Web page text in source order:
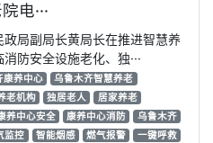
电···
局副局长黄局长在推进智慧养
防安全设施老化、独···
康养中心
乌鲁木齐智慧养老
老机构 独居老人
居家养老
养中心安全 康养中心消防
乌鲁木齐
监控 智能烟感 燃气报警
一键呼救